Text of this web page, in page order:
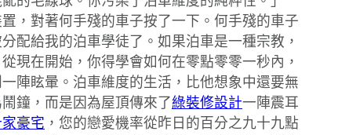
，對著何手殘的車子按了一下。何手殘的車子
給我的泊車學徒了。如果泊車是一種宗教，
現在開始，你得學會如何在零點零零一秒內，
陣眩暈。泊車維度的生活，比他想象中還要無
鐘，而是因為屋頂傳來了綠裝修設計一陣震耳
豪宅 ，您的戀愛機率從昨日的百分之九十九點